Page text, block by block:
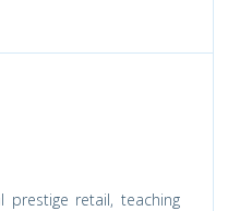
retail, teaching